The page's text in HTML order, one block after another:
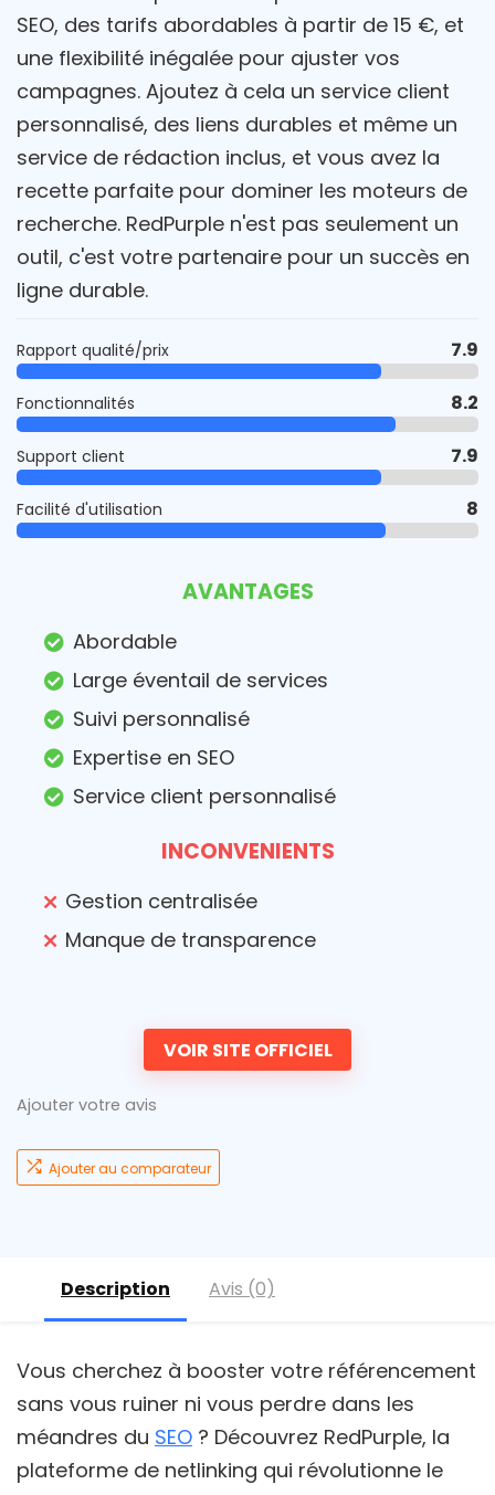
SEO, des tarifs abordables à partir de 15 €, et
une flexibilité inégalée pour ajuster vos
campagnes. Ajoutez à cela un service client
personnalisé, des liens durables et même un
service de rédaction inclus, et vous avez la
recette parfaite pour dominer les moteurs de
recherche. RedPurple n'est pas seulement un
outil, c'est votre partenaire pour un succès en
ligne durable.
Rapport qualité/prix 7.9
Fonctionnalités 8.2
Support client 7.9
Facilité d'utilisation 8
AVANTAGES
Abordable
Large éventail de services
Suivi personnalisé
Expertise en SEO
Service client personnalisé
INCONVENIENTS
Gestion centralisée
Manque de transparence
VOIR SITE OFFICIEL
Ajouter votre avis
Ajouter au comparateur
Description Avis (0)
Vous cherchez à booster votre référencement
sans vous ruiner ni vous perdre dans les
méandres du SEO ? Découvrez RedPurple, la
plateforme de netlinking qui révolutionne le